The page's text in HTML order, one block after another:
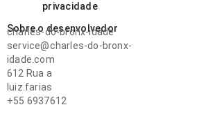
privacidade
Sobre o desenvolvedor
charles-do-bronx-idade
service@charles-do-bronx-
idade.com
612 Rua a
luiz.farias
+55 6937612